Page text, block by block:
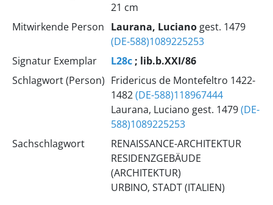
21 cm
Mitwirkende Person Laurana, Lucianogest. 1479
(DE-588)1089225253
Signatur Exemplar
L28c; lib.b.XXI/86
Schlagwort (Person) Fridericus de Montefeltro 1422-
1482(DE-588)118967444
Laurana, Luciano gest. 1479(DE-
588)1089225253
Sachschlagwort
RENAISSANCE-ARCHITEKTUR
RESIDENZGEBÄUDE
(ARCHITEKTUR)
URBINO, STADT (ITALIEN)